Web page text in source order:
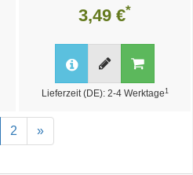
3,49 €*
Lieferzeit (DE): 2-4 Werktage 1
2 »